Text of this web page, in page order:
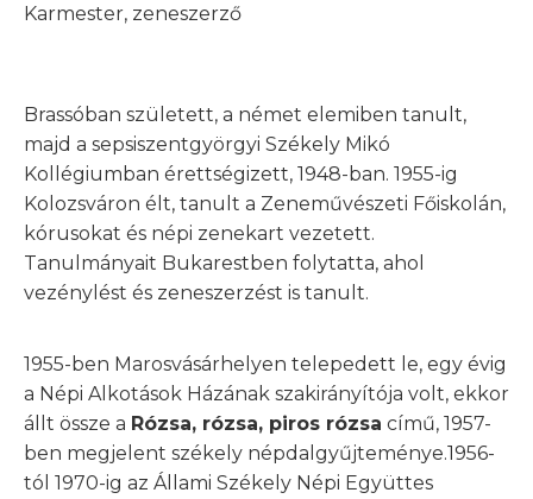
Karmester, zeneszerző
Brassóban született, a német elemiben tanult,
majd a sepsiszentgyörgyi Székely Mikó
Kollégiumban érettségizett, 1948-ban. 1955-ig
Kolozsváron élt, tanult a Zeneművészeti Főiskolán,
kórusokat és népi zenekart vezetett.
Tanulmányait Bukarestben folytatta, ahol
vezénylést és zeneszerzést is tanult.
1955-ben Marosvásárhelyen telepedett le, egy évig
a Népi Alkotások Házának szakirányítója volt, ekkor
állt össze a Rózsa, rózsa, piros rózsa című, 1957-
ben megjelent székely népdalgyűjteménye.1956-
tól 1970-ig az Állami Székely Népi Együttes